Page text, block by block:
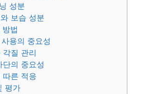
성분
보습 성분
법
용의 중요성
각질 관리
단의 중요성
따른 적응
평가